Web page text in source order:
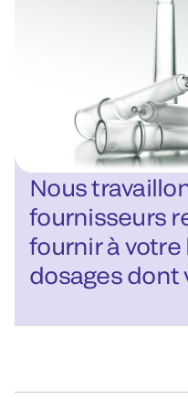
Nous
fournisseurs
fournir à
dosages dont